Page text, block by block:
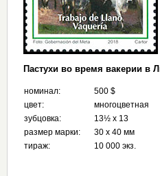
Пастухи во время вакерии в
номинал:
500 $
цвет:
многоцветная
зубцовка:
13½ х 13
размер марки:
30 х 40 мм
тираж:
10 000 экз.